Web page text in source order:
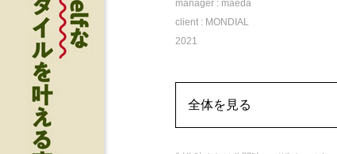
manager : maeda
client : MONDIAL
2021
全体を見る